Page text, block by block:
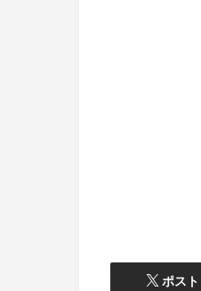
ポスト